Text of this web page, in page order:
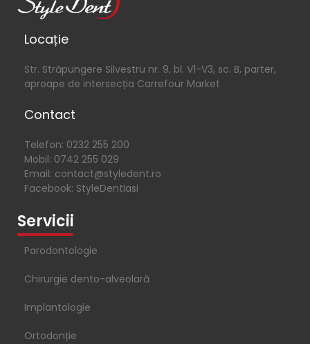
Locație
Str. Străpungere Silvestru nr. 9, bl. V1-V3, sc. B, parter,
aproape de intersecția Carrefour Market
Contact
Telefon: 0232 255 200
Mobil: 0742 255 029
Email: contact@styledent.ro
Facebook: StyleDentIasi
Servicii
Parodontologie
Chirurgie dento-alveolară
Implantologie
Ortodonție